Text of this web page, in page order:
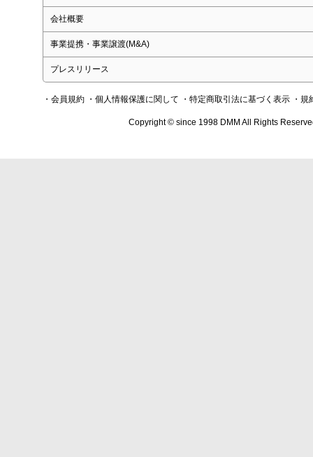
会社概要
事業提携・事業譲渡(M&A)
プレスリリース
・会員規約 ・個人情報保護に関して ・特定商取引法に基づく表示 ・規
Copyright © since 1998 DMM All Rights